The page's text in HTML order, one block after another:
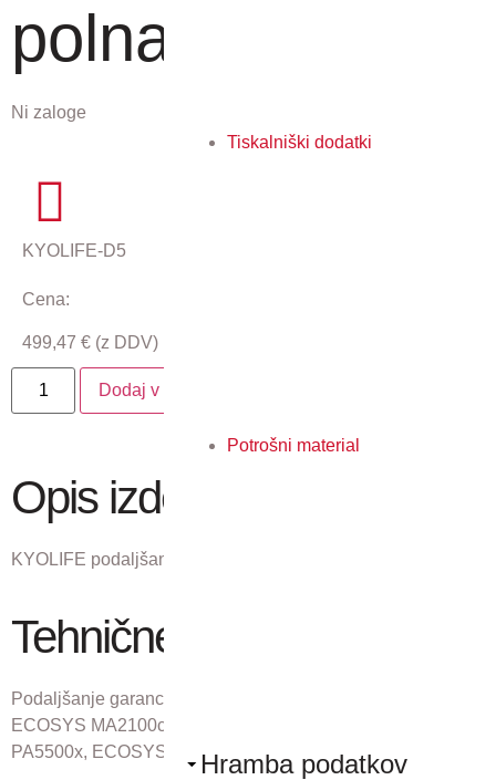
Tiskalniški dodatki
Potrošni material
Hramba podatkov
polna
Ni zaloge
KYOLIFE-D5
Cena:
499,47 € (z DDV)
Dodaj v košarico
Opis izdelka
KYOLIFE podaljšana garancija.
Tehnične lastnosti
Podaljšanje garancije iz dveh let na pet let za modele:
ECOSYS MA2100cfx/cwfx, ECOSYS PA5000x, ECOSYS
PA5500x, ECOSYS PA6000x